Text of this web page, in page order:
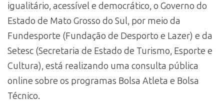
igualitário, acessível e democrático, o Governo do
Estado de Mato Grosso do Sul, por meio da
Fundesporte (Fundação de Desporto e Lazer) e da
Setesc (Secretaria de Estado de Turismo, Esporte e
Cultura), está realizando uma consulta pública
online sobre os programas Bolsa Atleta e Bolsa
Técnico.